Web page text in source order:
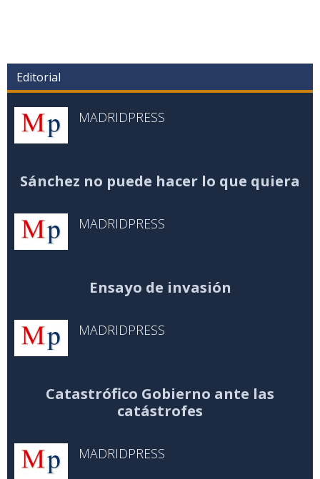
Editorial
MADRIDPRESS
Sánchez no puede hacer lo que quiera
MADRIDPRESS
Ensayo de invasión
MADRIDPRESS
Catastrófico Gobierno ante las
catástrofes
MADRIDPRESS